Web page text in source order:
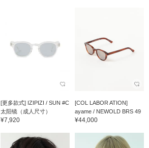
[更多款式] IZIPIZI / SUN #C
太阳镜（成人尺寸）
¥7,920
[COL LABOR ATION]
ayame / NEWOLD BRS 49
¥44,000